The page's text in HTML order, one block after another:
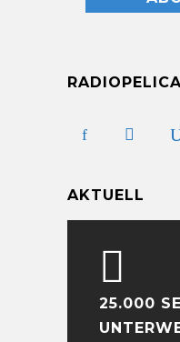
AKTUELL
25.000